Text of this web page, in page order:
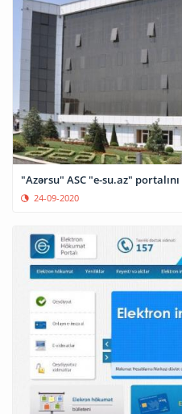
"Azərsu" ASC "e-su.az"
24-09-2020